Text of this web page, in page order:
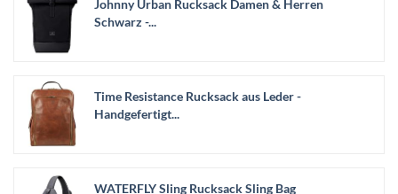
Johnny Urban Rucksack Damen & Herren
Schwarz -...
Time Resistance Rucksack aus Leder -
Handgefertigt...
WATERFLY Sling Rucksack Sling Bag